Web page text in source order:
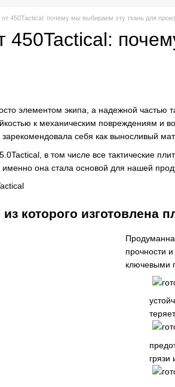
от 450Tactical: почему мы выбираем эту ткань для
450Tactical:
элементом экипа, а надежной частью
к механическим повреждениям и
зарекомендовала себя как выносливый
в том числе все тактические
она стала основой для нашей
которого изготовлена
прочности
ключевыми
грязи